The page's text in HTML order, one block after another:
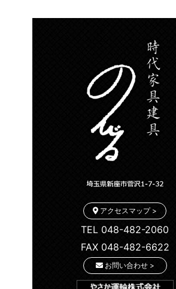
アクセスマップ >
TEL 048-482-2060
FAX 048-482-6622
お問い合わせ >